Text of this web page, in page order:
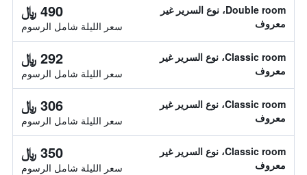
Double room، نوع السرير غير
معروف
490 ﷼
سعر الليلة شامل الرسوم
Classic room، نوع السرير غير
معروف
292 ﷼
سعر الليلة شامل الرسوم
Classic room، نوع السرير غير
معروف
306 ﷼
سعر الليلة شامل الرسوم
Classic room، نوع السرير غير
معروف
350 ﷼
سعر الليلة شامل الرسوم